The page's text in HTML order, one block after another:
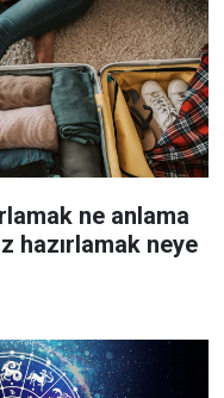
ne anlama
hazırlamak neye